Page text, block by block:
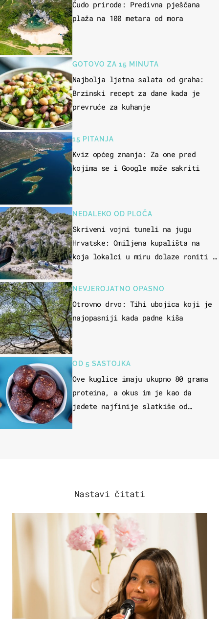
Čudo prirode: Predivna pješčana
plaža na 100 metara od mora
GOTOVO ZA 15 MINUTA
Najbolja ljetna salata od graha:
Brzinski recept za dane kada je
prevruće za kuhanje
15 PITANJA
Kviz općeg znanja: Za one pred
kojima se i Google može sakriti
NEDALEKO OD PLOČA
Skriveni vojni tuneli na jugu
Hrvatske: Omiljena kupališta na
koja lokalci u miru dolaze roniti i
NEVJEROJATNO OPASNO
Otrovno drvo: Tihi ubojica koji je
najopasniji kada padne kiša
OD 5 SASTOJKA
Ove kuglice imaju ukupno 80 grama
proteina, a okus im je kao da
jedete najfinije slatkiše od
Nastavi čitati
MODA & LJEPOTA